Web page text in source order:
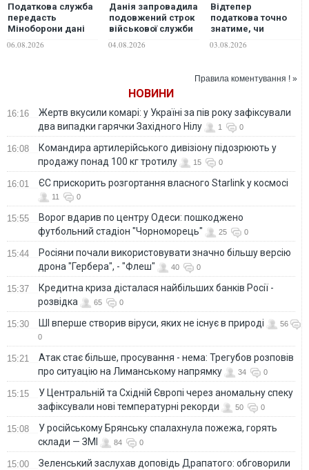
Податкова служба
передасть
Міноборони дані
років: що вирішив
06.08.2026
Данія запровадила
подовжений строк
військової служби
Росії та Трампа
04.08.2026
Відтепер
податкова точно
знатиме, чи
перетинав кордон:
обмін даними з
03.08.2026
Правила коментування ! »
НОВИНИ
16:16
Жертв вкусили комарі: у Україні за пів року зафіксували
два випадки гарячки Західного Нілу
1 0
16:08
Командира артилерійського дивізіону підозрюють у
продажу понад 100 кг тротилу
15 0
16:01 ЄС прискорить розгортання власного Starlink у космосі
11 0
15:55
Ворог вдарив по центру Одеси: пошкоджено
футбольний стадіон "Чорноморець"
25 0
15:44
Росіяни почали використовувати значно більшу версію
дрона "Гербера", - "Флеш"
40 0
15:37
Кредитна криза дісталася найбільших банків Росії -
розвідка
65 0
15:30 ШІ вперше створив віруси, яких не існує в природі
56
0
15:21
Атак стає більше, просування - нема: Трегубов розповів
про ситуацію на Лиманському напрямку
34 0
15:15
У Центральній та Східній Європі через аномальну спеку
зафіксували нові температурні рекорди
50 0
15:08
У російському Брянську спалахнула пожежа, горять
склади — ЗМІ
84 0
15:00
Зеленський заслухав доповідь Драпатого: обговорили